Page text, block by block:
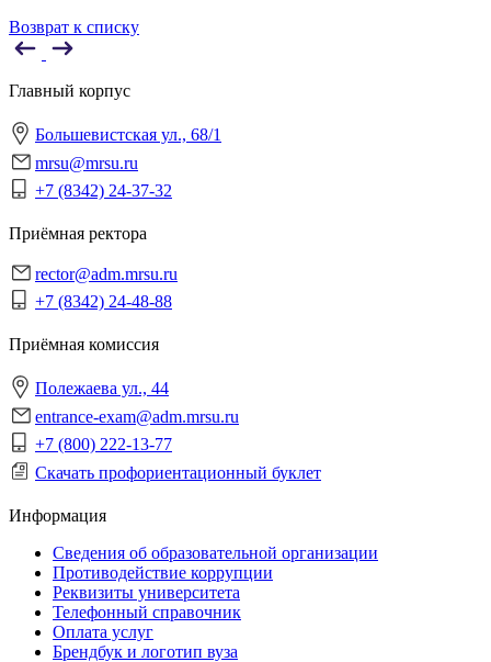
Возврат к списку
Главный корпус
Большевистская ул., 68/1
mrsu@mrsu.ru
+7 (8342) 24-37-32
Приёмная ректора
rector@adm.mrsu.ru
+7 (8342) 24-48-88
Приёмная комиссия
Полежаева ул., 44
entrance-exam@adm.mrsu.ru
+7 (800) 222-13-77
Скачать профориентационный буклет
Информация
Сведения об образовательной организации
Противодействие коррупции
Реквизиты университета
Телефонный справочник
Оплата услуг
Брендбук и логотип вуза